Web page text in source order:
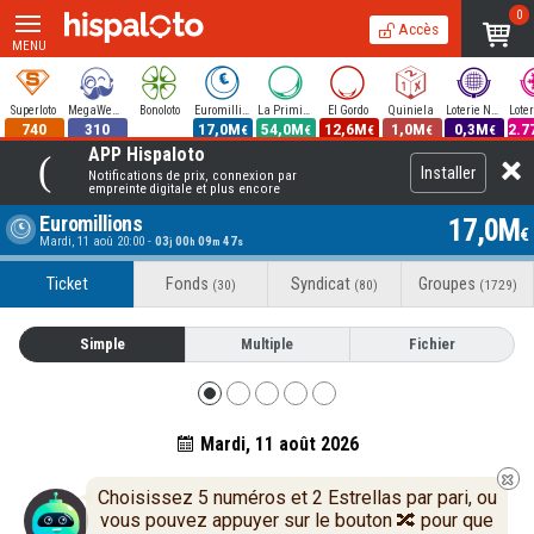
MENU
Accès
0
Superloto
740
MegaWeekend
310
Bonoloto Euromillions
17,0M€
La Primitiva
54,0M€
El Gordo
12,6M€
Quiniela
1,0M€
Loterie Nationale
0,3M€
APP Hispaloto
Notifications de prix, connexion par
empreinte digitale et plus encore
Installer
Euromillions
Mardi, 11 aoû 20:00-03j00h09m47s 17,0M€
Ticket Fonds (30) Syndicat (80) Groupes (1729)
Simple Multiple Fichier
Mardi, 11 août 2026
Choisissez 5 numéros et 2 Estrellas par pari, ou
vous pouvez appuyer sur le bouton 🔀 pour que